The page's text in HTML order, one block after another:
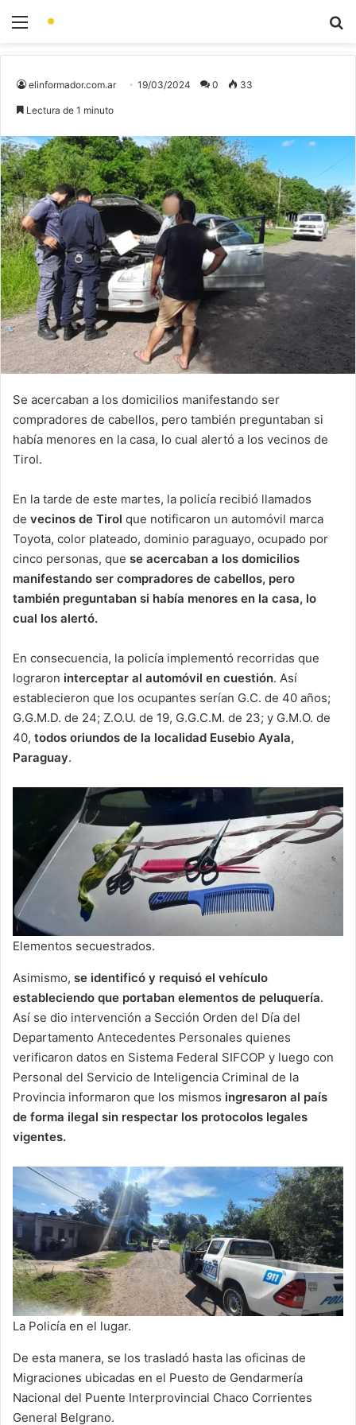
elinformador.com.ar 19/03/2024 0 33
Lectura de 1 minuto
Se acercaban a los domicilios manifestando ser
compradores de cabellos, pero también preguntaban si
había menores en la casa, lo cual alertó a los vecinos de
Tirol.
En la tarde de este martes, la policía recibió llamados
de vecinos de Tirol que notificaron un automóvil marca
Toyota, color plateado, dominio paraguayo, ocupado por
cinco personas, que se acercaban a los domicilios
manifestando ser compradores de cabellos, pero
también preguntaban si había menores en la casa, lo
cual los alertó.
En consecuencia, la policía implementó recorridas que
lograron interceptar al automóvil en cuestión. Así
establecieron que los ocupantes serían G.C. de 40 años;
G.G.M.D. de 24; Z.O.U. de 19, G.G.C.M. de 23; y G.M.O. de
40, todos oriundos de la localidad Eusebio Ayala,
Paraguay.
Elementos secuestrados.
Asimismo, se identificó y requisó el vehículo
estableciendo que portaban elementos de peluquería.
Así se dio intervención a Sección Orden del Día del
Departamento Antecedentes Personales quienes
verificaron datos en Sistema Federal SIFCOP y luego con
Personal del Servicio de Inteligencia Criminal de la
Provincia informaron que los mismos ingresaron al país
de forma ilegal sin respectar los protocolos legales
vigentes.
La Policía en el lugar.
De esta manera, se los trasladó hasta las oficinas de
Migraciones ubicadas en el Puesto de Gendarmería
Nacional del Puente Interprovincial Chaco Corrientes
General Belgrano.